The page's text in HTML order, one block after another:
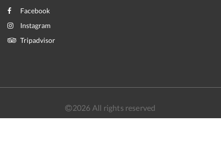
Facebook
Instagram
Tripadvisor
2026 All rights reserved